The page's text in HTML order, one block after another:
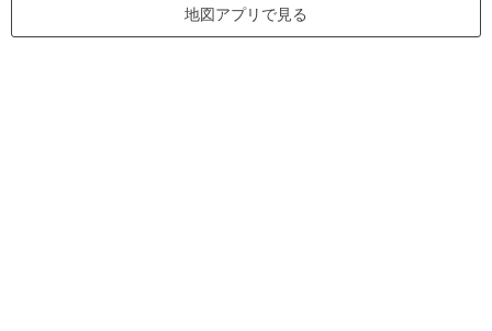
地図アプリで見る